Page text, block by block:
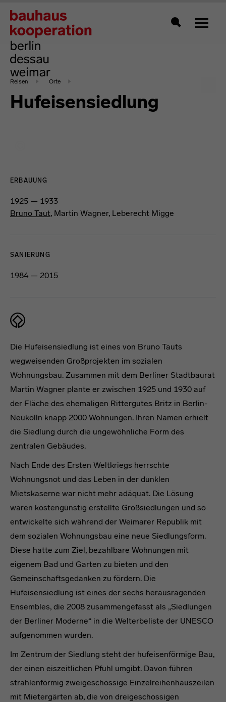
Zeigt
Reisen Orte
Hufeisensiedlung
ERBAUUNG
1925 — 1933
Bruno Taut, Martin Wagner, Leberecht Migge
SANIERUNG
1984 — 2015
Die Hufeisensiedlung ist eines von Bruno Tauts
wegweisenden Großprojekten im sozialen
Wohnungsbau. Zusammen mit dem Berliner Stadtbaurat
Martin Wagner plante er zwischen 1925 und 1930 auf
der Fläche des ehemaligen Rittergutes Britz in Berlin-
Neukölln knapp 2000 Wohnungen. Ihren Namen erhielt
die Siedlung durch die ungewöhnliche Form des
zentralen Gebäudes.
Nach Ende des Ersten Weltkriegs herrschte
Wohnungsnot und das Leben in der dunklen
Mietskaserne war nicht mehr adäquat. Die Lösung
waren kostengünstig erstellte Großsiedlungen und so
entwickelte sich während der Weimarer Republik mit
dem sozialen Wohnungsbau eine neue Siedlungsform.
Diese hatte zum Ziel, bezahlbare Wohnungen mit
eigenem Bad und Garten zu bieten und den
Gemeinschaftsgedanken zu fördern. Die
Hufeisensiedlung ist eines der sechs herausragenden
Ensembles, die 2008 zusammengefasst als „Siedlungen
der Berliner Moderne“ in die Welterbeliste der UNESCO
aufgenommen wurden.
Im Zentrum der Siedlung steht der hufeisenförmige Bau,
der einen eiszeitlichen Pfuhl umgibt. Davon führen
strahlenförmig zweigeschossige Einzelreihenhauszeilen
mit Mietergärten ab, die von dreigeschossigen